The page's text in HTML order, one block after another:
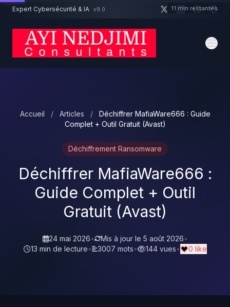
Aller au contenu principal
Expert Cybersécurité & IA v9.0
Accueil / Articles /
Déchiffrer MafiaWare666 : Guide
Complet + Outil Gratuit (Avast)
Déchiffrement Ransomware
Déchiffrer MafiaWare666 :
Guide Complet + Outil
Gratuit (Avast)
24 mai 2026• Mis à jour le 5 août 2026•
13 min de lecture• 3007 mots• 144 vues• 0 like
Un projet cybersécurité ? 11 min restantes